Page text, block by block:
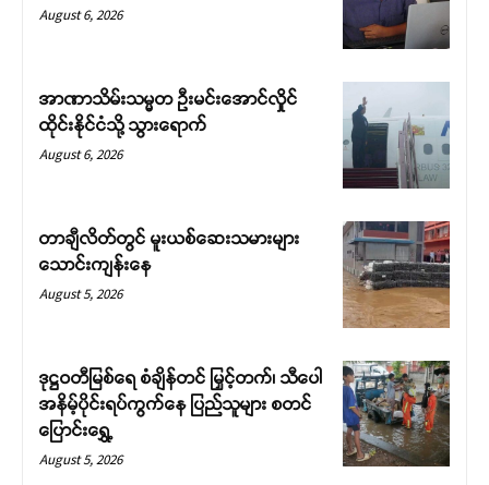
August 6, 2026
အာဏာသိမ်းသမ္မတ ဦးမင်းအောင်လှိုင်
ထိုင်းနိုင်ငံသို့ သွားရောက်
August 6, 2026
တာချီလိတ်တွင် မူးယစ်ဆေးသမားများ
သောင်းကျန်းနေ
August 5, 2026
ဒုဋ္ဌဝတီမြစ်ရေ စံချိန်တင် မြှင့်တက်၊ သီပေါ
အနိမ့်ပိုင်းရပ်ကွက်နေ ပြည်သူများ စတင်
ပြောင်းရွှေ့
August 5, 2026